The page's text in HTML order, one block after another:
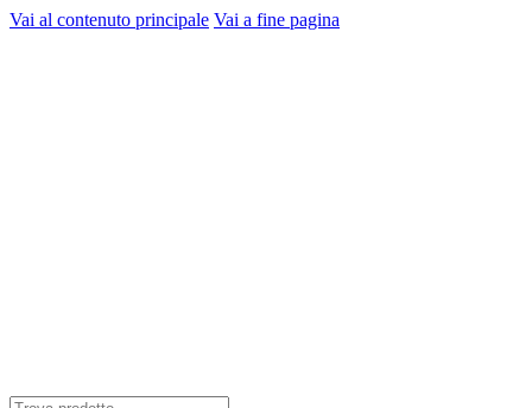
Vai al contenuto principale Vai a fine pagina